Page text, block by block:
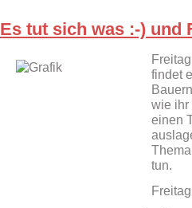
Es tut sich was :-) und
findet
wie ihr
einen
tun.